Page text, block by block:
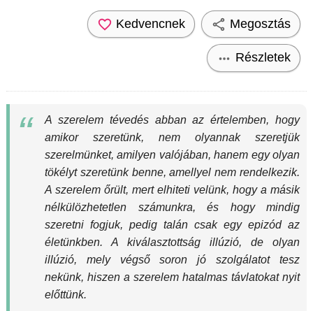
Kedvencnek Megosztás
Részletek
A szerelem tévedés abban az értelemben, hogy
amikor szeretünk, nem olyannak szeretjük
szerelmünket, amilyen valójában, hanem egy olyan
tökélyt szeretünk benne, amellyel nem rendelkezik.
A szerelem őrült, mert elhiteti velünk, hogy a másik
nélkülözhetetlen számunkra, és hogy mindig
szeretni fogjuk, pedig talán csak egy epizód az
életünkben. A kiválasztottság illúzió, de olyan
illúzió, mely végső soron jó szolgálatot tesz
nekünk, hiszen a szerelem hatalmas távlatokat nyit
előttünk.